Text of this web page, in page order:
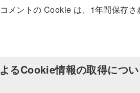
メントの Cookie は、1年間保存さ
るCookie情報の取得につい